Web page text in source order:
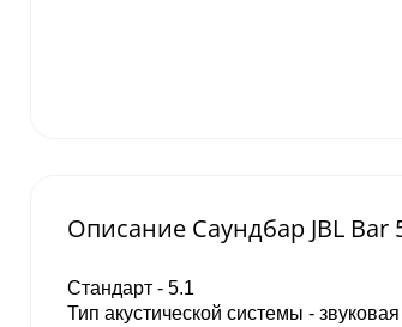
Описание Саундбар JBL Bar
Стандарт - 5.1
Тип акустической системы -